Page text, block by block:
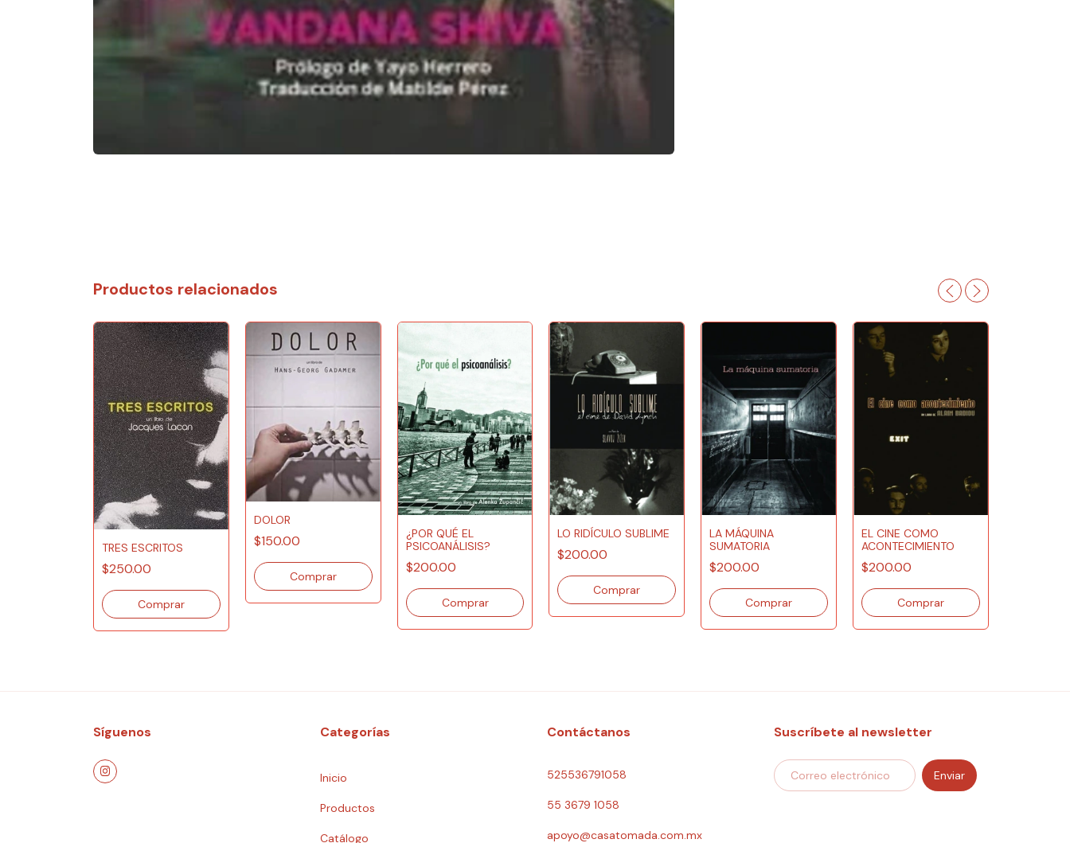
Productos relacionados
TRES ESCRITOS
$250.00
DOLOR
$150.00
¿POR QUÉ EL
PSICOANÁLISIS?
$200.00
LO RIDÍCULO SUBLIME
$200.00
LA MÁQUINA
SUMATORIA
$200.00
EL CINE COMO
ACONTECIMIENTO
$200.00
Síguenos Categorías
Inicio
Productos
Catálogo
Contáctanos
525536791058
55 3679 1058
apoyo@casatomada.com.mx
Suscríbete al newsletter